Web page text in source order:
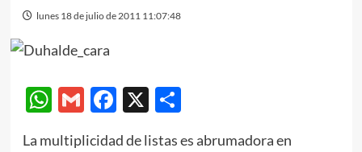
lunes 18 de julio de 2011 11:07:48
WhatsApp
GmailFacebook
X Compartir
La multiplicidad de listas es abrumadora en